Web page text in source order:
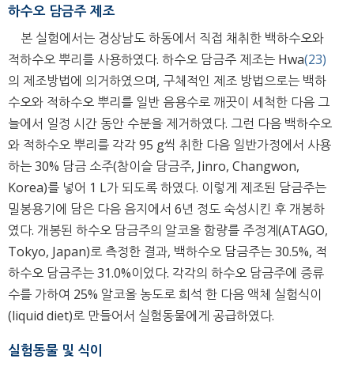
하수오 담금주 제조
본 실험에서는 경상남도 하동에서 직접 채취한 백하수오와
적하수오 뿌리를 사용하였다. 하수오 담금주 제조는 Hwa(23)
의 제조방법에 의거하였으며, 구체적인 제조 방법으로는 백하
수오와 적하수오 뿌리를 일반 음용수로 깨끗이 세척한 다음 그
늘에서 일정 시간 동안 수분을 제거하였다. 그런 다음 백하수오
와 적하수오 뿌리를 각각 95 g씩 취한 다음 일반가정에서 사용
하는 30% 담금 소주(참이슬 담금주, Jinro, Changwon,
Korea)를 넣어 1 L가 되도록 하였다. 이렇게 제조된 담금주는
밀봉용기에 담은 다음 음지에서 6년 정도 숙성시킨 후 개봉하
였다. 개봉된 하수오 담금주의 알코올 함량를 주정계(ATAGO,
Tokyo, Japan)로 측정한 결과, 백하수오 담금주는 30.5%, 적
하수오 담금주는 31.0%이었다. 각각의 하수오 담금주에 증류
수를 가하여 25% 알코올 농도로 희석 한 다음 액체 실험식이
(liquid diet)로 만들어서 실험동물에게 공급하였다.
실험동물 및 식이